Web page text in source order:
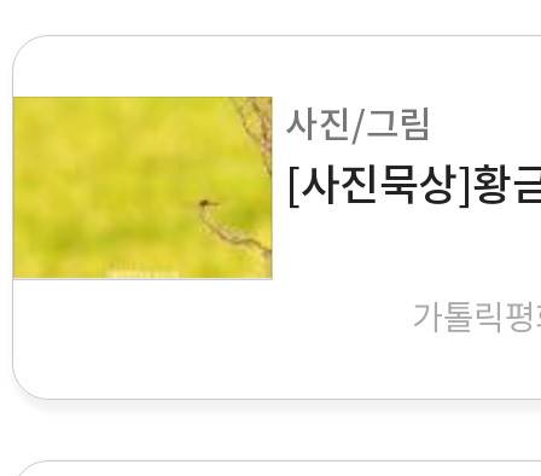
사진/그림
[사진묵상]황
가톨릭